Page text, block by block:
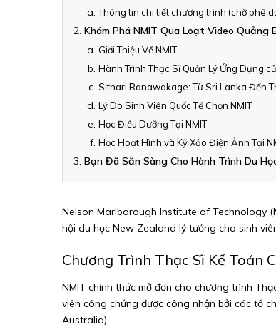
Thông tin chi tiết chương trình (chờ phê
Khám Phá NMIT Qua Loạt Video Quảng
Giới Thiệu Về NMIT
Hành Trình Thạc Sĩ Quản Lý Ứng Dụng
Sithari Ranawakage: Từ Sri Lanka Đến
Lý Do Sinh Viên Quốc Tế Chọn NMIT
Học Điều Dưỡng Tại NMIT
Học Hoạt Hình và Kỹ Xảo Điện Ảnh Tại
Bạn Đã Sẵn Sàng Cho Hành Trình Du
Nelson Marlborough Institute of Technology
hội du học New Zealand lý tưởng cho sinh
Chương Trình Thạc Sĩ Kế Toán
NMIT chính thức mở đơn cho chương trình
viên công chứng được công nhận bởi các tổ
Australia).